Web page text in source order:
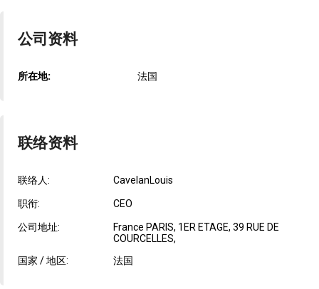
公司资料
所在地: 法国
联络资料
联络人: CavelanLouis
职衔: CEO
公司地址:
France PARIS, 1ER ETAGE, 39 RUE DE
COURCELLES,
国家 / 地区:
法国